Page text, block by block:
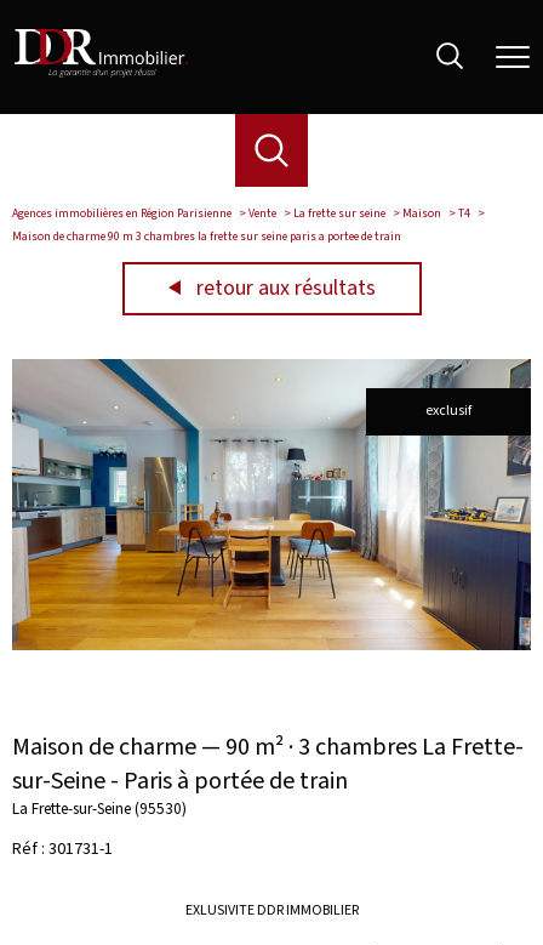
Agences immobilières en Région Parisienne Vente La frette sur seine Maison
T4
Maison de charme 90 m 3 chambres la frette sur seine paris a portee de train
retour aux résultats
exclusif
Maison de charme — 90 m² · 3 chambres La Frette-
sur-Seine - Paris à portée de train
La Frette-sur-Seine (95530)
Réf : 301731-1
EXLUSIVITE DDR IMMOBILIER